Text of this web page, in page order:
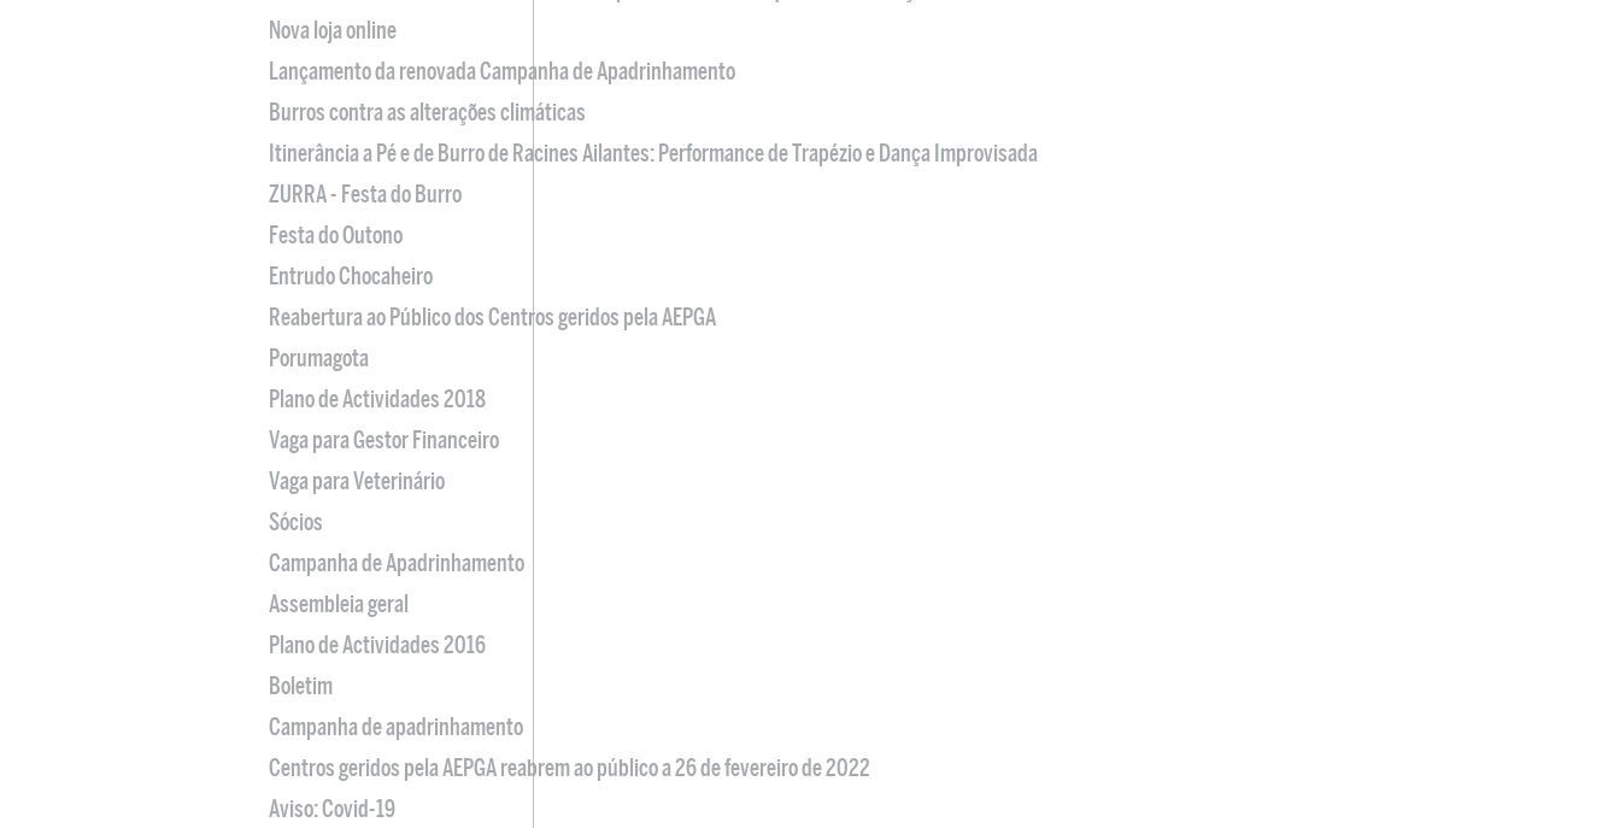
Nova loja online
Lançamento da renovada Campanha de Apadrinhamento
Burros contra as alterações climáticas
Itinerância a Pé e de Burro de Racines Ailantes: Performance de Trapézio e Dança Improvisada
ZURRA - Festa do Burro
Festa do Outono
Entrudo Chocaheiro
Reabertura ao Público dos Centros geridos pela AEPGA
Porumagota
Plano de Actividades 2018
Vaga para Gestor Financeiro
Vaga para Veterinário
Sócios
Campanha de Apadrinhamento
Assembleia geral
Plano de Actividades 2016
Boletim
Campanha de apadrinhamento
Centros geridos pela AEPGA reabrem ao público a 26 de fevereiro de 2022
Aviso: Covid-19